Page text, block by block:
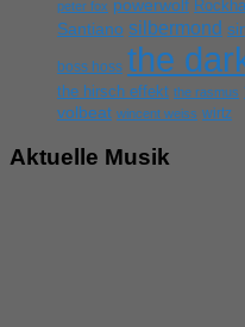
peter fox powerwolf
Santiano silbermond
boss hoss the
the hirsch effekt the rasmus
volbeat wincent weiss wirtz
Aktuelle Musik